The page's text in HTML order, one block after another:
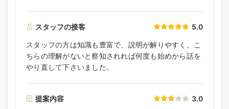
スタッフの接客 5.0
スタッフの方は知識も豊富で、説明が解りやすく、こ
ちらの理解がないと察知されれば何度も始めから話を
やり直して下さいました。
提案内容 3.0